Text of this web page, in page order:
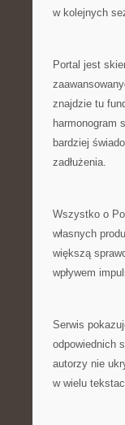
w kolejnych
Portal jest
znajdzie tu
harmonogram
bardziej
zadłużenia.
Wszystko o
własnych
większą
wpływem
Serwis
odpowiednich
autorzy nie
w wielu